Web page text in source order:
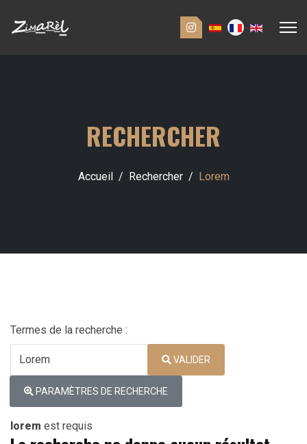
RECHERCHER
Accueil Rechercher Lorem
Termes de la recherche :
VALIDER
PARAMÈTRES DE RECHERCHE
lorem est requis